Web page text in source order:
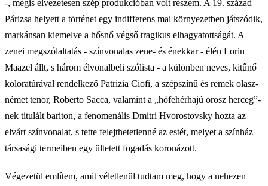
-, mégis élvezetesen szép produkcióban volt részem. A 19. század
Párizsa helyett a történet egy indifferens mai környezetben játszódik,
markánsan kiemelve a hősnő végső tragikus elhagyatottságát. A
zenei megszólaltatás - színvonalas zene- és énekkar - élén Lorin
Maazel állt, s három élvonalbeli szólista - a különben neves, kitűnő
koloratúrával rendelkező Patrizia Ciofi, a szépszínű és remek olasz-
német tenor, Roberto Sacca, valamint a „hófehérhajú orosz herceg”-
nek titulált bariton, a fenomenális Dmitri Hvorostovsky hozta az
elvárt színvonalat, s tette felejthetetlenné az estét, melyet a színház
társasági termeiben egy ültetett fogadás koronázott.
Végezetül említem, amit véletlenül tudtam meg, hogy a nehezen